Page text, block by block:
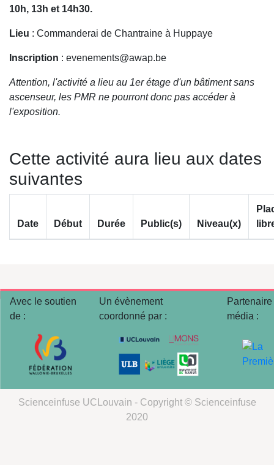
10h, 13h et 14h30.
Lieu : Commanderai de Chantraine à Huppaye
Inscription : evenements@awap.be
Attention, l'activité a lieu au 1er étage d'un bâtiment sans
ascenseur, les PMR ne pourront donc pas accéder à
l'exposition.
Cette activité aura lieu aux dates
suivantes
Date Début Durée Public(s) Niveau(x)
Avec le soutien
de :
Un évènement
coordonné par :
Partenaire
média :
Scienceinfuse UCLouvain - Copyright © Scienceinfuse
2020